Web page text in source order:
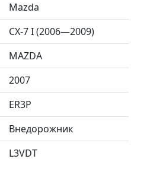
Mazda
CX-7 I (2006—2009)
MAZDA
2007
ER3P
Внедорожник
L3VDT